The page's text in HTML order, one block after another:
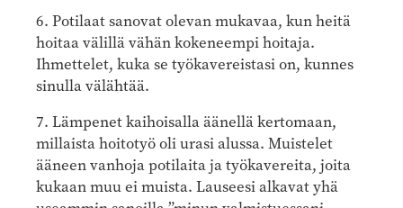
6. Potilaat sanovat olevan mukavaa, kun heitä
hoitaa välillä vähän kokeneempi hoitaja.
Ihmettelet, kuka se työkavereistasi on, kunnes
sinulla välähtää.
7. Lämpenet kaihoisalla äänellä kertomaan,
millaista hoitotyö oli urasi alussa. Muistelet
ääneen vanhoja potilaita ja työkavereita, joita
kukaan muu ei muista. Lauseesi alkavat yhä